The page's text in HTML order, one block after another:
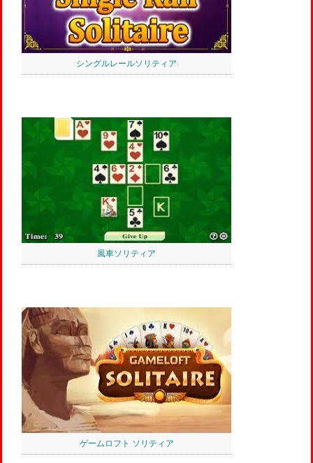
シングルレールソリティア
風車ソリティア
ゲームロフト ソリティア